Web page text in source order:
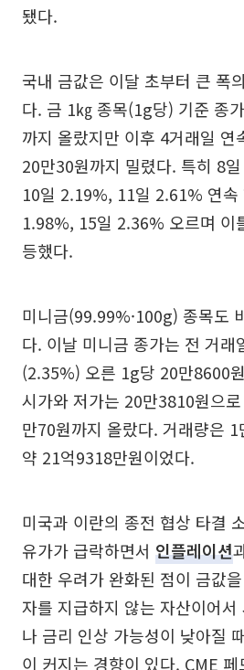
됐다.
국내 금값은 이달 초부터 큰 폭
다. 금 1㎏ 종목(1g당) 기준 종
까지 올랐지만 이후 4거래일 연
20만30원까지 밀렸다. 특히 8
10일 2.19%, 11일 2.61% 연속
1.98%, 15일 2.36% 오르며 이
등했다.
미니금(99.99%·100g) 종목도
다. 이날 미니금 종가는 전 거래
(2.35%) 오른 1g당 20만8600
시가와 저가는 20만3810원으
만70원까지 올랐다. 거래량은
약 21억9318만원이었다.
미국과 이란의 종전 협상 타결
유가가 급락하면서 인플레이션
대한 우려가 완화된 점이 금값
자를 지급하지 않는 자산이어서
나 금리 인상 가능성이 낮아질
이 커지는 경향이 있다. CME